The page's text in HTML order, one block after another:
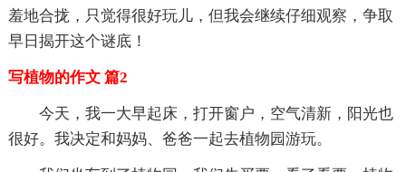
羞地合拢，只觉得很好玩儿，但我会继续仔细观察，争取
早日揭开这个谜底！
写植物的作文 篇2
今天，我一大早起床，打开窗户，空气清新，阳光也
很好。我决定和妈妈、爸爸一起去植物园游玩。